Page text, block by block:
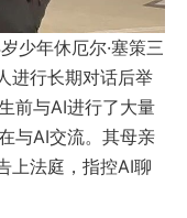
少年休厄尔·塞策三
进行长期对话后举
前与AI进行了大量
与AI交流。其母亲
上法庭，指控AI聊